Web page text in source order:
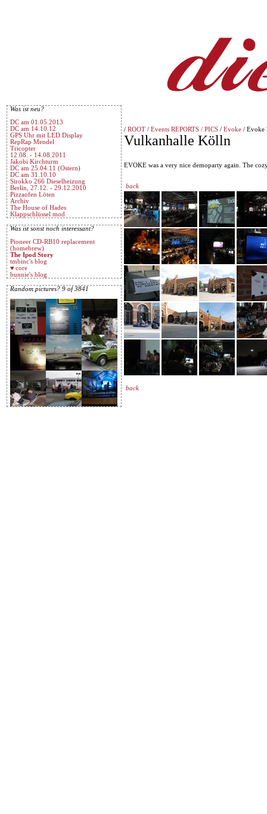
Was ist neu?
DC am 01.05.2013
DC am 14.10.12
GPS Uhr mit LED Display
RepRap Mendel
Tricopter
12.08. - 14.08.2011
Jakobi Kirchturm
DC am 25.04.11 (Ostern)
DC am 31.10.10
Sirokko 266 Dieselheizung
Berlin, 27.12. - 29.12.2010
Pizzaofen Löten
Archiv
The House of Hades
Klappschlüssel mod
Was ist sonst noch interessant?
Pioneer CD-RB10 replacement
(homebrew)
The Ipod Story
tmbinc's blog
♥ core
bunnie's blog
Random pictures? 9 of 3841
/ ROOT / Events REPORTS / PICS / Evoke / Evoke
Vulkanhalle Kölln
EVOKE was a very nice demoparty again. The
back
back